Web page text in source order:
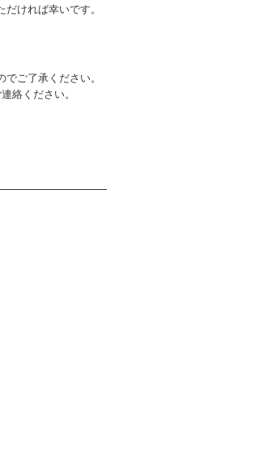
ければ幸いです。
ご了承ください。
絡ください。